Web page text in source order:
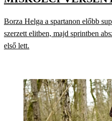
Borza Helga a spartanon előbb
szerzett elitben, majd sprintben
első lett.